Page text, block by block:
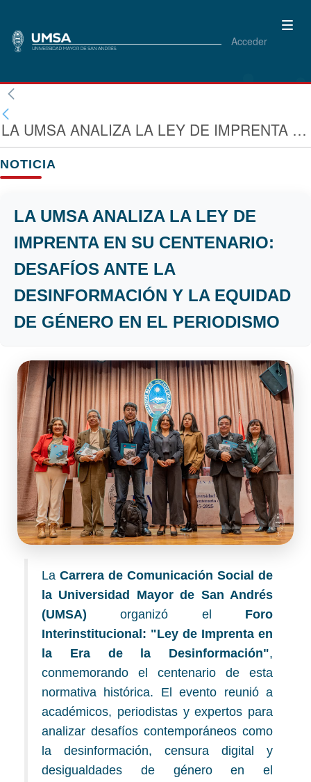
Acceder
LA UMSA ANALIZA LA LEY DE IMPRENTA EN SU CENTENARIO: DESAFÍOS ANTE LA DESINFORMACIÓN Y LA EQUIDAD DE GÉNERO EN EL PERIODISMO
NOTICIA
LA UMSA ANALIZA LA LEY DE
IMPRENTA EN SU CENTENARIO:
DESAFÍOS ANTE LA
DESINFORMACIÓN Y LA EQUIDAD
DE GÉNERO EN EL PERIODISMO
La Carrera de Comunicación Social de
la Universidad Mayor de San Andrés
(UMSA) organizó el Foro
Interinstitucional: "Ley de Imprenta en
la Era de la Desinformación",
conmemorando el centenario de esta
normativa histórica. El evento reunió a
académicos, periodistas y expertos para
analizar desafíos contemporáneos como
la desinformación, censura digital y
desigualdades de género en el